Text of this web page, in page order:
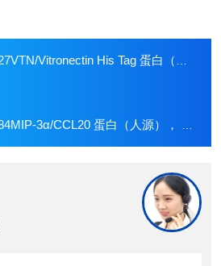
Vitronectin His Tag 蛋白（小鼠源）
3α/CCL20 蛋白（人源）， STAR级别